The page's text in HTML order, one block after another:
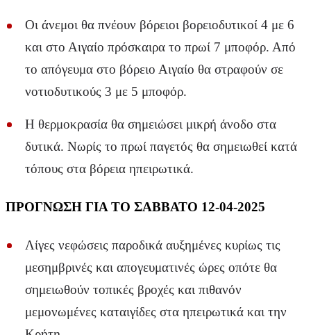
Οι άνεμοι θα πνέουν βόρειοι βορειοδυτικοί 4 με 6
και στο Αιγαίο πρόσκαιρα το πρωί 7 μποφόρ. Από
το απόγευμα στο βόρειο Αιγαίο θα στραφούν σε
νοτιοδυτικούς 3 με 5 μποφόρ.
Η θερμοκρασία θα σημειώσει μικρή άνοδο στα
δυτικά. Νωρίς το πρωί παγετός θα σημειωθεί κατά
τόπους στα βόρεια ηπειρωτικά.
ΠΡΟΓΝΩΣΗ ΓΙΑ ΤΟ ΣΑΒΒΑΤΟ 12-04-2025
Λίγες νεφώσεις παροδικά αυξημένες κυρίως τις
μεσημβρινές και απογευματινές ώρες οπότε θα
σημειωθούν τοπικές βροχές και πιθανόν
μεμονωμένες καταιγίδες στα ηπειρωτικά και την